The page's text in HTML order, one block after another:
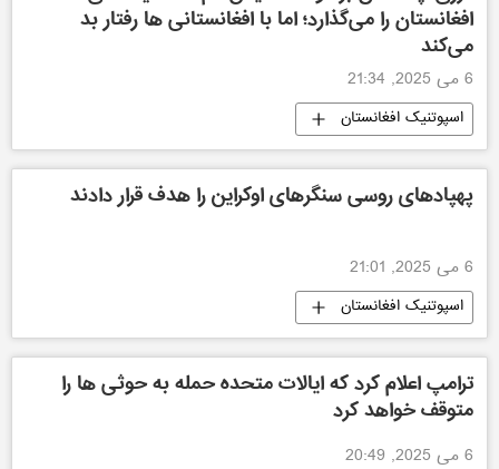
افغانستان را می‌گذارد؛ اما با افغانستانی ها رفتار بد
می‌کند
6 می 2025, 21:34
اسپوتنیک افغانستان
پهپادهای روسی سنگرهای اوکراین را هدف قرار دادند
6 می 2025, 21:01
اسپوتنیک افغانستان
ترامپ اعلام کرد که ایالات متحده حمله به حوثی ها را
متوقف خواهد کرد
6 می 2025, 20:49